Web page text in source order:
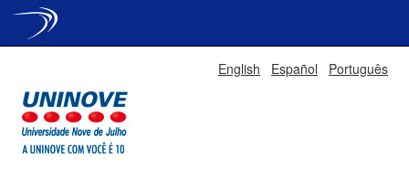
English Español Português